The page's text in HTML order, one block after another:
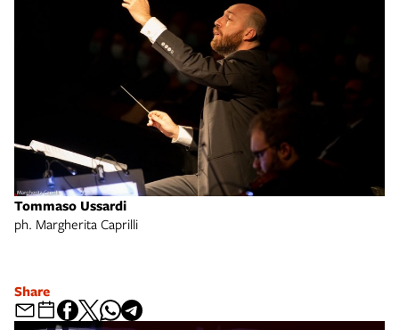
Tommaso Ussardi
ph. Margherita Caprilli
Share